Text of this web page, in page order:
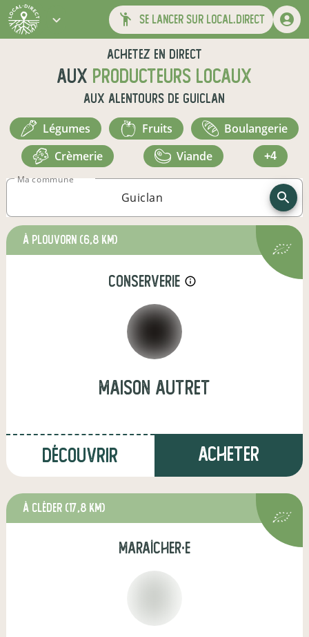
se lancer sur local.direct
Achetez en direct
aux producteurs locaux
aux alentours de Guiclan
légumes fruits
boulangerie
crèmerie
viande +4
Ma commune
à Plouvorn (6,8 km)
conserverie info_outline
maison autret
Découvrir Acheter
à Cléder (17,8 km)
maraîcher·e